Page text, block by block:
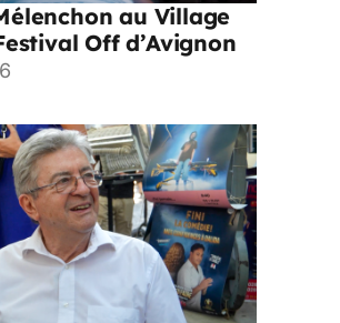
au Village
Off d’Avignon